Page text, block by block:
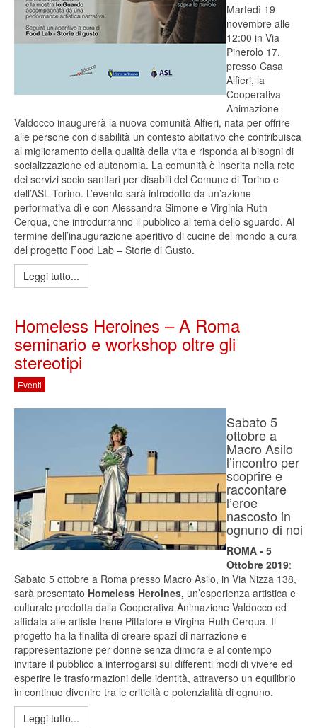
Martedì 19
novembre alle
12:00 in Via
Pinerolo 17,
presso Casa
Alfieri, la
Cooperativa
Animazione
Valdocco inaugurerà la nuova comunità Alfieri, nata per offrire
alle persone con disabilità un contesto abitativo che contribuisca
al miglioramento della qualità della vita e risponda ai bisogni di
socializzazione ed autonomia. La comunità è inserita nella rete
dei servizi socio sanitari per disabili del Comune di Torino e
dell’ASL Torino. L’evento sarà introdotto da un’azione
performativa di e con Alessandra Simone e Virginia Ruth
Cerqua, che introdurranno il pubblico al tema dello sguardo. Al
termine dell’inaugurazione aperitivo di cucine del mondo a cura
del progetto Food Lab – Storie di Gusto.
Leggi tutto...
Homeless Heroines – A Roma
seminario e workshop oltre gli
stereotipi
Eventi
Sabato 5
ottobre a
Macro Asilo
l’incontro per
scoprire e
raccontare
l’eroe
nascosto in
ognuno di noi
ROMA - 5
Ottobre 2019:
Sabato 5 ottobre a Roma presso Macro Asilo, in Via Nizza 138,
sarà presentato Homeless Heroines, un’esperienza artistica e
culturale prodotta dalla Cooperativa Animazione Valdocco ed
affidata alle artiste Irene Pittatore e Virgina Ruth Cerqua. Il
progetto ha la finalità di creare spazi di narrazione e
rappresentazione per donne senza dimora e al contempo
invitare il pubblico a interrogarsi sui differenti modi di vivere ed
esperire le trasformazioni delle identità, attraverso un equilibrio
in continuo divenire tra le criticità e potenzialità di ognuno.
Leggi tutto...